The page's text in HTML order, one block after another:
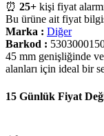
⏰ 25+ kişi fiyat
Bu ürüne ait fiyat
Marka : Diğer
Barkod :
45 mm genişliğinde
alanları için ideal bir
15 Günlük Fiyat